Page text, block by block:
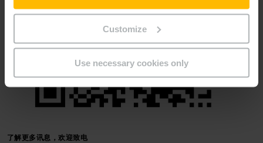
Customize
Use necessary cookies only
了解更多讯息，欢迎致电